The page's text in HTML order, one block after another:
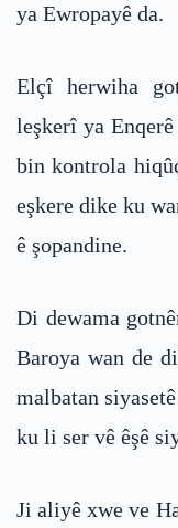
ya Ewropayê da.
Elçî herwiha
leşkerî ya
bin kontrola
eşkere dike ku
ê şopandine.
Di dewama
Baroya wan de
malbatan
ku li ser vê êşê
Ji aliyê xwe ve